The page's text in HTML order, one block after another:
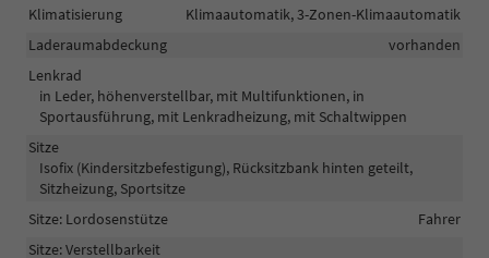
Klimatisierung
Klimaautomatik, 3-Zonen-Klimaautomatik
Laderaumabdeckung
vorhanden
Lenkrad
in Leder, höhenverstellbar, mit Multifunktionen, in
Sportausführung, mit Lenkradheizung, mit Schaltwippen
Sitze
Isofix (Kindersitzbefestigung), Rücksitzbank hinten geteilt,
Sitzheizung, Sportsitze
Sitze: Lordosenstütze
Fahrer
Sitze: Verstellbarkeit